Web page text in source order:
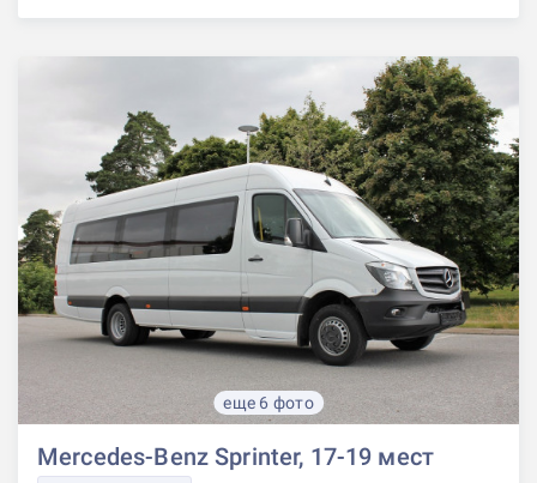
еще 6 фото
Mercedes-Benz Sprinter, 17-19 мест